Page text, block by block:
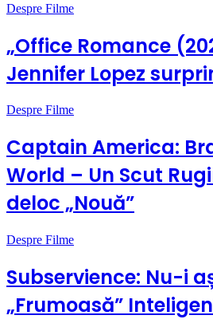
Despre Filme
„Office Romance
Jennifer Lopez
Despre Filme
Captain America:
World – Un Scut
deloc „Nouă”
Despre Filme
Subservience: Nu-i
„Frumoasă”